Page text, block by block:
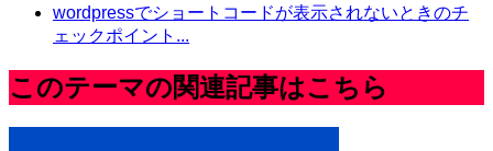
wordpressでショートコードが表示されないときのチ
ェックポイント...
このテーマの関連記事はこちら